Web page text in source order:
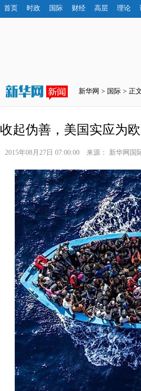
首页 时政 国际 财经 高层 理论
新华网 > 国际 > 正
收起伪善，美国实应为
2015年08月27日 07:00:00 来源： 新华网国